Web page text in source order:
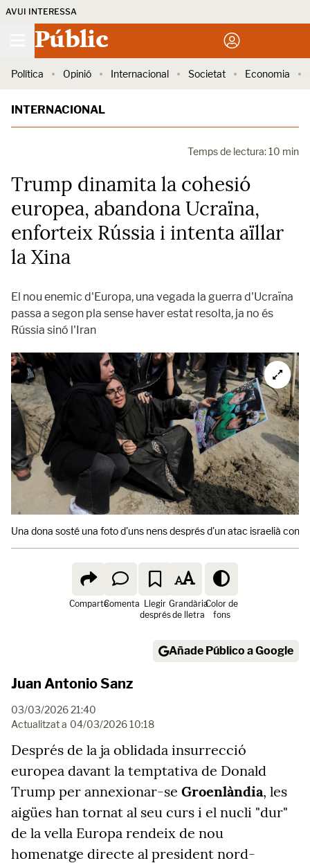
AVUI INTERESSA
Públic
Política Opinió Internacional Societat Economia
INTERNACIONAL
Temps de lectura: 10 min
Trump dinamita la cohesió
europea, abandona Ucraïna,
enforteix Rússia i intenta aïllar
la Xina
El nou enemic d'Europa, una vegada la guerra d'Ucraïna
passa a segon pla sense haver estat resolta, ja no és
Rússia sinó l'Iran
Una dona sosté una foto d'uns nens després d'un atac israelià
ComparteComenta Llegir
després
Grandària
de lletra
Color de
fons
Añade Público a Google
Juan Antonio Sanz
03/03/2026 21:40
Actualitzat a 04/03/2026 10:18
Després de la ja oblidada insurrecció
europea davant la temptativa de Donald
Trump per annexionar-se Groenlàndia, les
aigües han tornat al seu curs i el nucli "dur"
de la vella Europa rendeix de nou
homenatge directe al president nord-